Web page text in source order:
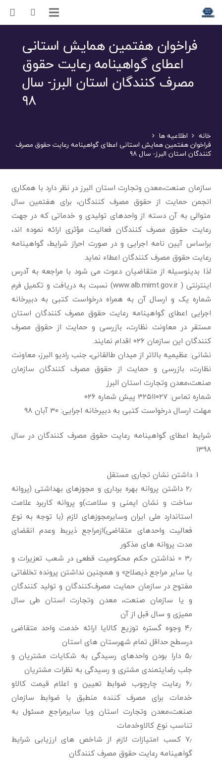
فراخوان هفتمین همایش استانی
اعطای گواهینامه رعایت حقوق
مصرف کنندگان استان البرز- سال
۹۸
خانه اطلاعیه ها
فراخوان هفتمین همایش استانی اعطای گواهینامه رعایت حقوق مصرف
کنندگان استان البرز- سال ۹۸
سازمان صنعت،معدن وتجارت استان البرز در نظر دارد با همکاری
انجمن حمایت از حقوق مصرف کنندگان، برای هفتمین سال
متوالی به آن دسته از واحدهای تولیدی و خدماتی که در جهت
رعایت حقوق مصرف کنندگان فعالیت مؤثری ارائه نموده اند،
براساس آیین نامه اجرایی و در صورت احراز شرایط، گواهینامه
رعایت حقوق مصرف کنندگان اعطاء نماید.
لذا بدینوسیله از متقاضیان دعوت می شود با مراجعه به آدرس
اینترنتی ( www.alb.mimt.gov.ir) نسبت به دریافت و تکمیل فرم
شماره یک و ارسال آن به همراه درخواست کتبی به دبیرخانه
اجرایی اعطای گواهینامه رعایت حقوق مصرف کنندگان استان
مستقر در معاونت نظارت، بازرسی و حمایت از حقوق مصرف
کنندگان این سازمان ۰۲۶ اقدام نمایند.
نشانی: عظیمیه بالاتر از میدان طالقانی، جنب رادیو البرز، معاونت
نظارت، بازرسی و حمایت از حقوق مصرف کنندگان سازمان
صنعت،معدن وتجارت استان البرز
شماره تماس: ۳۲۵۱۱۰۲۷ پیش شماره ۰۲۶
مهلت ارسال درخواست کتبی به دبیرخانه اجرایی: ۳۰ آبان ۹۸
شرایط اعطای گواهینامه رعایت حقوق مصرف کنندگان در سال
۱۳۹۸
داشتن نشان تجاری مستقل
۲٫ داشتن پروانه بهره برداری و مجوزهای بهداشتی (پروانه
ساخت و نشان ایمنی و سلامت)و پروانه کاربرد علامت
استاندارد ملی ایران وسایرمجوزهای لازم (با توجه به نوع
فعالیت واحدهای متقاضی)ازمراجع ذیربط وعدم انقضای
مدت پروانه های مذکور
۳٫ « نداشتن حکم محکومیت قطعی در شعب تعزیرات و
یا سایر مراجع ذیصلاح» و همچنین نداشتن پرونده تخلفاتی
مفتوح در سازمان حمایت مصرف‌کنندگان و تولید کنندگان
و یا سازمان صنعت، معدن وتجارت استان طی سال
ممیزی و سال قبل از آن
۴٫ وجوه گستره توزیع کالایا ارائه خدمت واحد متقاضی
درسطح حداقل تمام شهرستان های استان
۵٫ دارا بودن واحدهای رسیدگی به شکایات مشتریان و
جلب رضایتمندی مشتری و رسیدگی به نظرات مشتریان
۶٫ رعایت چارچوب ضوابط تعیین و اعلام قیمت کالاو
خدمات برای مصرف کننده منطبق با ضوابط سازمان
صنعت،معدن وتجارت استان ویا سایرمراجع مسئول به
تناسب نوع کالاوخدمات
۷٫ کسب امتیازات لازم از شاخص های ارزیابی شرایط
گواهینامه رعایت حقوق مصرف کنندگان